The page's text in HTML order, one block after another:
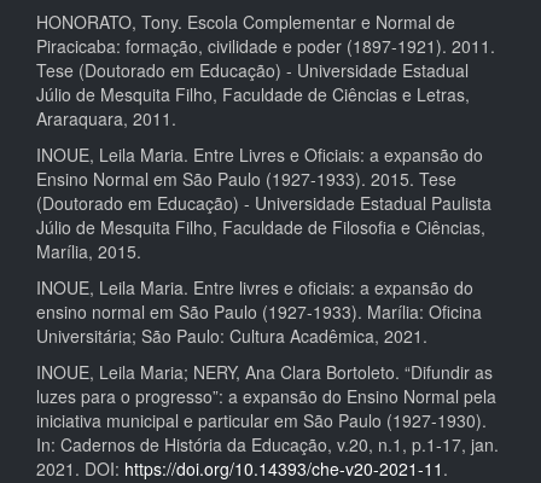
HONORATO, Tony. Escola Complementar e Normal de
Piracicaba: formação, civilidade e poder (1897-1921). 2011.
Tese (Doutorado em Educação) - Universidade Estadual
Júlio de Mesquita Filho, Faculdade de Ciências e Letras,
Araraquara, 2011.
INOUE, Leila Maria. Entre Livres e Oficiais: a expansão do
Ensino Normal em São Paulo (1927-1933). 2015. Tese
(Doutorado em Educação) - Universidade Estadual Paulista
Júlio de Mesquita Filho, Faculdade de Filosofia e Ciências,
Marília, 2015.
INOUE, Leila Maria. Entre livres e oficiais: a expansão do
ensino normal em São Paulo (1927-1933). Marília: Oficina
Universitária; São Paulo: Cultura Acadêmica, 2021.
INOUE, Leila Maria; NERY, Ana Clara Bortoleto. “Difundir as
luzes para o progresso”: a expansão do Ensino Normal pela
iniciativa municipal e particular em São Paulo (1927-1930).
In: Cadernos de História da Educação, v.20, n.1, p.1-17, jan.
2021. DOI: https://doi.org/10.14393/che-v20-2021-11 .